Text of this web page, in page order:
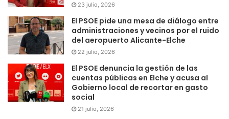
23 julio, 2026
El PSOE pide una mesa de diálogo entre
administraciones y vecinos por el ruido
del aeropuerto Alicante-Elche
22 julio, 2026
El PSOE denuncia la gestión de las
cuentas públicas en Elche y acusa al
Gobierno local de recortar en gasto
social
21 julio, 2026